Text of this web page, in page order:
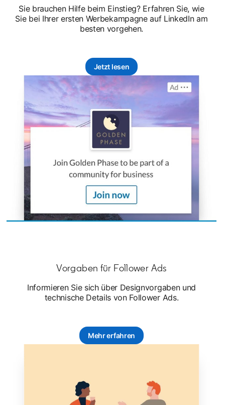
Sie brauchen Hilfe beim Einstieg? Erfahren Sie, wie
Sie bei Ihrer ersten Werbekampagne auf LinkedIn am
besten vorgehen.
Jetzt lesen
Vorgaben für Follower Ads
Informieren Sie sich über Designvorgaben und
technische Details von Follower Ads.
Mehr erfahren